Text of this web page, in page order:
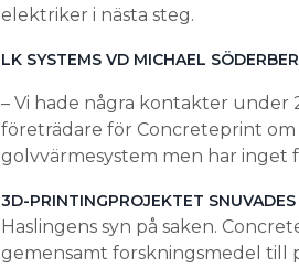
elektriker i nästa steg.
LK SYSTEMS VD MICHAEL
­– Vi hade några kontakter under
företrädare för Concreteprint
golvvärmesystem men har inget
3D-PRINTINGPROJEKTET SNUVADES
Haslingens syn på saken.
gemensamt forskningsmedel till